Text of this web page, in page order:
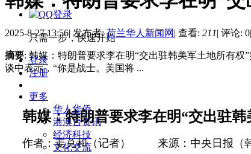
只需一步，快速开始
登录
注册
更多
华人华侨
港澳台资讯
经济科技
文化交流
2025-8-27 13:56| 发布者:荷兰华人新闻网 | 查看: 211| 评论: 0|
摘要: 韩媒：特朗普要求李在明“交出驻韩美军土地所有
谈中表示，“你是战士。美国将 ...
韩媒：特朗普要求李在明“交出驻
作者：姜兑和（记者） 来源：中央日报（